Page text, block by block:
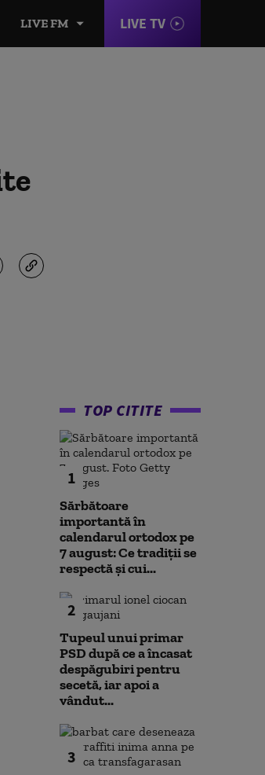
LIVE FM LIVE TV
TOP CITITE
1
Sărbătoare
importantă în
calendarul ortodox pe
7 august: Ce tradiții se
respectă și cui...
2
Tupeul unui primar
PSD după ce a încasat
despăgubiri pentru
secetă, iar apoi a
vândut...
3